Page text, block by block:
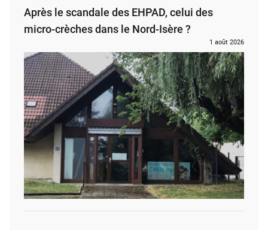
Après le scandale des EHPAD, celui des
micro-crèches dans le Nord-Isère ?
1 août 2026